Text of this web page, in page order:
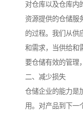
对仓库以及仓库内
资源提供的仓储服
的过程。我们从供
和需求，当供给和
要仓储有效的管理
二、减少损失
仓储企业的能力是
用。对产品到下一